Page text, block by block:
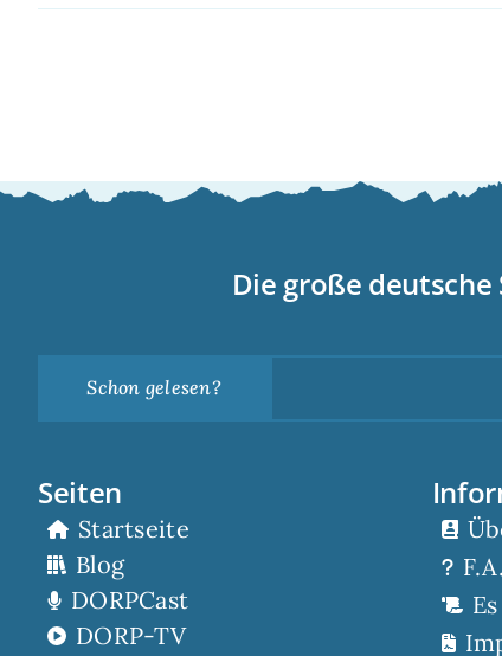
Die große
Schon gelesen?
Seiten
Startseite
Blog
DORPCast
DORP-TV